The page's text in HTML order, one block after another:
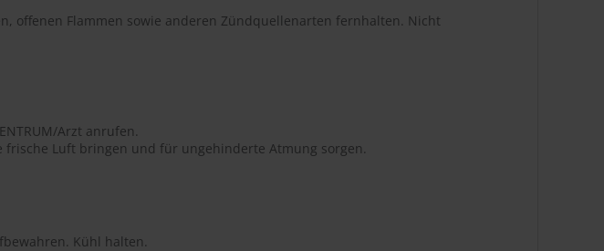
offenen Flammen sowie anderen Zündquellenarten fernhalten. Nicht
Arzt anrufen.
frische Luft bringen und für ungehinderte Atmung sorgen.
Kühl halten.